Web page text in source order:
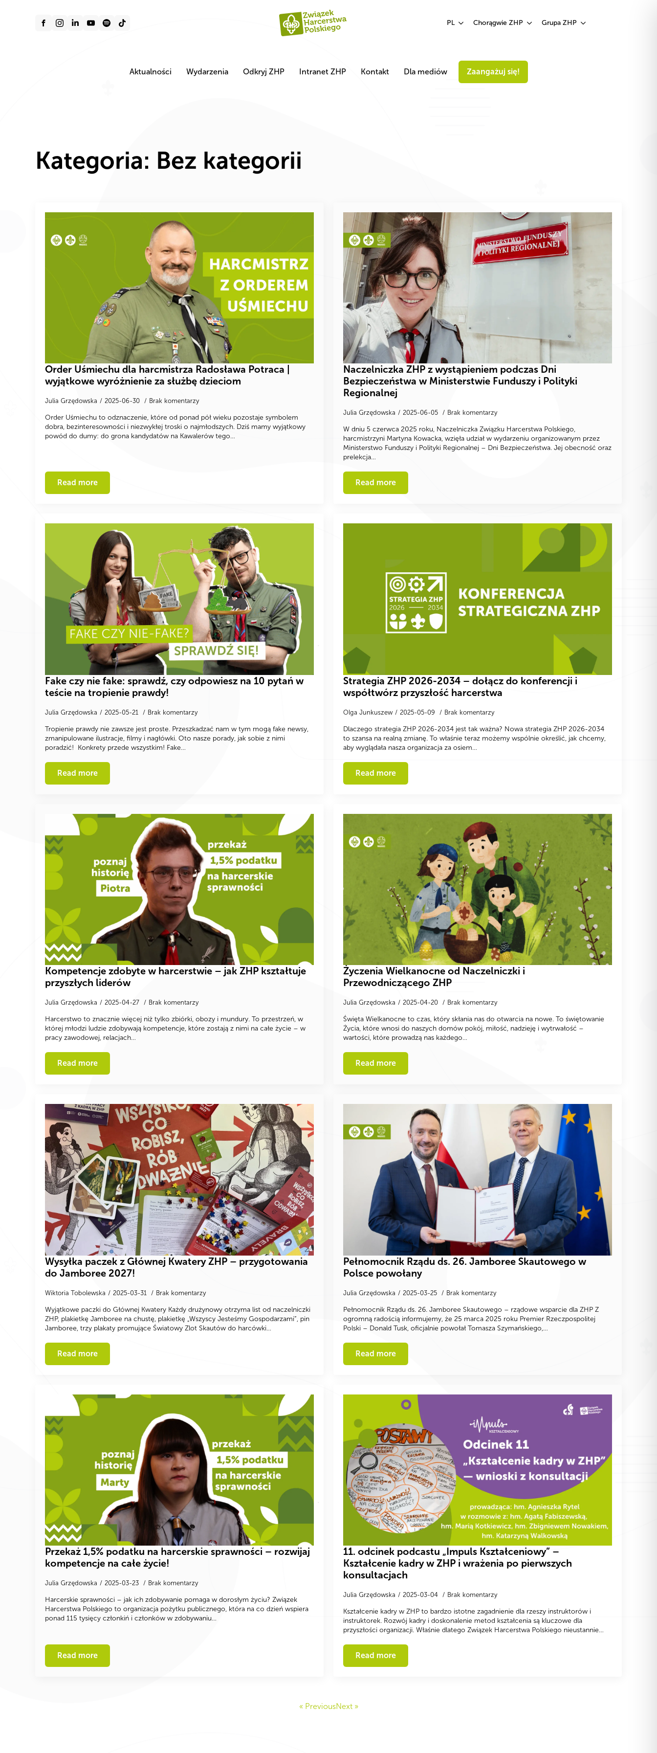
PL Chorągwie ZHP Grupa ZHP
Aktualności Wydarzenia Odkryj ZHP Intranet ZHP Kontakt Dla mediów Zaangażuj się!
Kategoria: Bez kategorii
Order Uśmiechu dla harcmistrza Radosława Potraca |
wyjątkowe wyróżnienie za służbę dzieciom
Julia Grzędowska 2025-06-30 Brak komentarzy
Order Uśmiechu to odznaczenie, które od ponad pół wieku pozostaje symbolem
dobra, bezinteresowności i niezwykłej troski o najmłodszych. Dziś mamy wyjątkowy
powód do dumy: do grona kandydatów na Kawalerów tego…
Read more
Naczelniczka ZHP z wystąpieniem podczas Dni
Bezpieczeństwa w Ministerstwie Funduszy i Polityki
Regionalnej
Julia Grzędowska 2025-06-05 Brak komentarzy
W dniu 5 czerwca 2025 roku, Naczelniczka Związku Harcerstwa Polskiego,
harcmistrzyni Martyna Kowacka, wzięła udział w wydarzeniu organizowanym przez
Ministerstwo Funduszy i Polityki Regionalnej – Dni Bezpieczeństwa. Jej obecność oraz
prelekcja…
Read more
Fake czy nie fake: sprawdź, czy odpowiesz na 10 pytań w
teście na tropienie prawdy!
Julia Grzędowska 2025-05-21 Brak komentarzy
Tropienie prawdy nie zawsze jest proste. Przeszkadzać nam w tym mogą fake newsy,
zmanipulowane ilustracje, filmy i nagłówki. Oto nasze porady, jak sobie z nimi
poradzić! Konkrety przede wszystkim! Fake…
Read more
Strategia ZHP 2026-2034 – dołącz do konferencji i
współtwórz przyszłość harcerstwa
Olga Junkuszew 2025-05-09 Brak komentarzy
Dlaczego strategia ZHP 2026-2034 jest tak ważna? Nowa strategia ZHP 2026-2034
to szansa na realną zmianę. To właśnie teraz możemy wspólnie określić, jak chcemy,
aby wyglądała nasza organizacja za osiem…
Read more
Kompetencje zdobyte w harcerstwie – jak ZHP kształtuje
przyszłych liderów
Julia Grzędowska 2025-04-27 Brak komentarzy
Harcerstwo to znacznie więcej niż tylko zbiórki, obozy i mundury. To przestrzeń, w
której młodzi ludzie zdobywają kompetencje, które zostają z nimi na całe życie – w
pracy zawodowej, relacjach…
Read more
Życzenia Wielkanocne od Naczelniczki i
Przewodniczącego ZHP
Julia Grzędowska 2025-04-20 Brak komentarzy
Święta Wielkanocne to czas, który skłania nas do otwarcia na nowe. To świętowanie
Życia, które wnosi do naszych domów pokój, miłość, nadzieję i wytrwałość –
wartości, które prowadzą nas każdego…
Read more
Wysyłka paczek z Głównej Kwatery ZHP – przygotowania
do Jamboree 2027!
Wiktoria Tobolewska 2025-03-31 Brak komentarzy
Wyjątkowe paczki do Głównej Kwatery Każdy drużynowy otrzyma list od naczelniczki
ZHP, plakietkę Jamboree na chustę, plakietkę „Wszyscy Jesteśmy Gospodarzami”, pin
Jamboree, trzy plakaty promujące Światowy Zlot Skautów do harcówki…
Read more
Pełnomocnik Rządu ds. 26. Jamboree Skautowego w
Polsce powołany
Julia Grzędowska 2025-03-25 Brak komentarzy
Pełnomocnik Rządu ds. 26. Jamboree Skautowego – rządowe wsparcie dla ZHP Z
ogromną radością informujemy, że 25 marca 2025 roku Premier Rzeczpospolitej
Polski – Donald Tusk, oficjalnie powołał Tomasza Szymańskiego,…
Read more
Przekaż 1,5% podatku na harcerskie sprawności – rozwijaj
kompetencje na całe życie!
Julia Grzędowska 2025-03-23 Brak komentarzy
Harcerskie sprawności – jak ich zdobywanie pomaga w dorosłym życiu? Związek
Harcerstwa Polskiego to organizacja pożytku publicznego, która na co dzień wspiera
ponad 115 tysięcy członkiń i członków w zdobywaniu…
Read more
11. odcinek podcastu „Impuls Kształceniowy” –
Kształcenie kadry w ZHP i wrażenia po pierwszych
konsultacjach
Julia Grzędowska 2025-03-04 Brak komentarzy
Kształcenie kadry w ZHP to bardzo istotne zagadnienie dla rzeszy instruktorów i
instruktorek. Rozwój kadry i doskonalenie metod kształcenia są kluczowe dla
przyszłości organizacji. Właśnie dlatego Związek Harcerstwa Polskiego nieustannie…
Read more
« PreviousNext »